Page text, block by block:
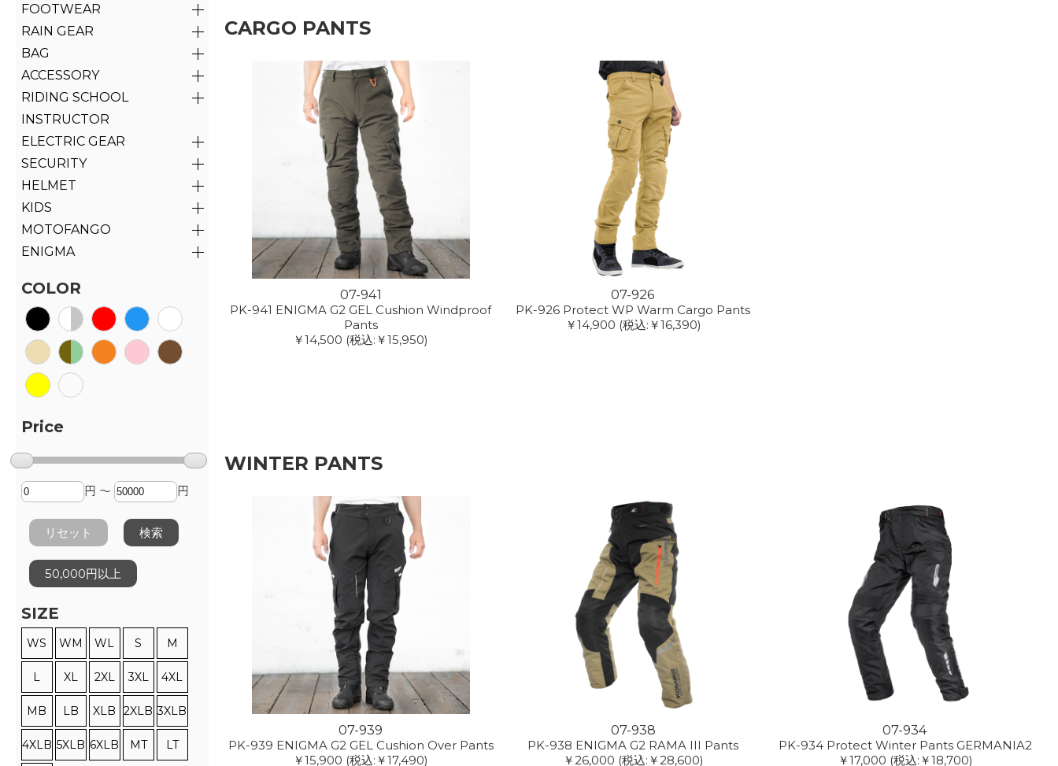
FOOTWEAR
RAIN GEAR
BAG
ACCESSORY
RIDING SCHOOL
INSTRUCTOR
ELECTRIC GEAR
SECURITY
HELMET
KIDS
MOTOFANGO
ENIGMA
COLOR
Price
円 ～ 円
リセット 検索
50,000円以上
SIZE
WS WM WL S M
L XL 2XL 3XL 4XL
MB LB XLB 2XLB 3XLB
4XLB 5XLB 6XLB MT LT
CARGO PANTS
07-941
PK-941 ENIGMA G2 GEL Cushion Windproof
Pants
￥14,500 (税込:￥15,950)
07-926
PK-926 Protect WP Warm Cargo Pants
￥14,900 (税込:￥16,390)
WINTER PANTS
07-939
PK-939 ENIGMA G2 GEL Cushion Over Pants
￥15,900 (税込:￥17,490)
07-938
PK-938 ENIGMA G2 RAMA III Pants
￥26,000 (税込:￥28,600)
07-934
PK-934 Protect Winter Pants GERMANIA2
￥17,000 (税込:￥18,700)